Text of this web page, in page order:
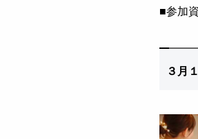
■参加
３ 月